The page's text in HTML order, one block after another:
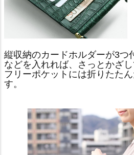
縦収納のカードホルダーが3つ
などを入れれば、さっとかざし
フリーポケットには折りたた
す。